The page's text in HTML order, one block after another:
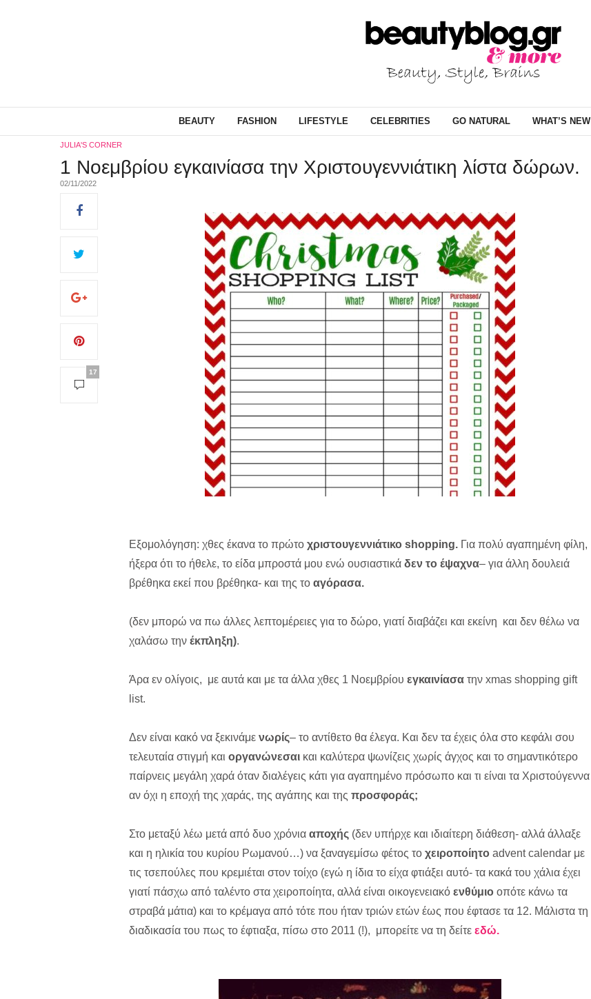
BEAUTY FASHION LIFESTYLE CELEBRITIES GO NATURAL WHAT’S NEW
JULIA'S CORNER
1 Νοεμβρίου εγκαινίασα την Χριστουγεννιάτικη λίστα δώρων.
02/11/2022
17
Eξομολόγηση: χθες έκανα το πρώτο χριστουγεννιάτικο shopping. Για πολύ αγαπημένη φίλη,
ήξερα ότι το ήθελε, το είδα μπροστά μου ενώ ουσιαστικά δεν το έψαχνα– για άλλη δουλειά
βρέθηκα εκεί που βρέθηκα- και της το αγόρασα.
(δεν μπορώ να πω άλλες λεπτομέρειες για το δώρο, γιατί διαβάζει και εκείνη και δεν θέλω να
χαλάσω την έκπληξη).
Άρα εν ολίγοις, με αυτά και με τα άλλα χθες 1 Νοεμβρίου εγκαινίασα την xmas shopping gift
list.
Δεν είναι κακό να ξεκινάμε νωρίς– το αντίθετο θα έλεγα. Και δεν τα έχεις όλα στο κεφάλι σου
τελευταία στιγμή και οργανώνεσαι και καλύτερα ψωνίζεις χωρίς άγχος και το σημαντικότερο
παίρνεις μεγάλη χαρά όταν διαλέγεις κάτι για αγαπημένο πρόσωπο και τι είναι τα Χριστούγεννα
αν όχι η εποχή της χαράς, της αγάπης και της προσφοράς;
Στο μεταξύ λέω μετά από δυο χρόνια αποχής (δεν υπήρχε και ιδιαίτερη διάθεση- αλλά άλλαξε
και η ηλικία του κυρίου Ρωμανού…) να ξαναγεμίσω φέτος το χειροποίητο advent calendar με
τις τσεπούλες που κρεμιέται στον τοίχο (εγώ η ίδια το είχα φτιάξει αυτό- τα κακά του χάλια έχει
γιατί πάσχω από ταλέντο στα χειροποίητα, αλλά είναι οικογενειακό ενθύμιο οπότε κάνω τα
στραβά μάτια) και το κρέμαγα από τότε που ήταν τριών ετών έως που έφτασε τα 12. Μάλιστα τη
διαδικασία του πως το έφτιαξα, πίσω στο 2011 (!), μπορείτε να τη δείτε εδώ.